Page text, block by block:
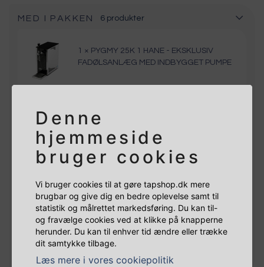
Denne
hjemmeside
bruger cookies
Vi bruger cookies til at gøre tapshop.dk mere
brugbar og give dig en bedre oplevelse samt til
statistik og målrettet markedsføring. Du kan til-
og fravælge cookies ved at klikke på knapperne
herunder. Du kan til enhver tid ændre eller trække
dit samtykke tilbage.
Læs mere i vores cookiepolitik
MED I PAKKEN 6 produkter
1 × PYGMY 25K 1 HANE - EKSKLUSIV
FADØLSANLÆG MED INDBYGGET PUMPE
1 × FADKOBLING S-TYPE UP 1/2" - TECFLO
595,00 DKK
1 × DM FIT LIGE MED GEVIND
3mere